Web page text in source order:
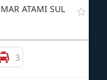
ATAMI SUL